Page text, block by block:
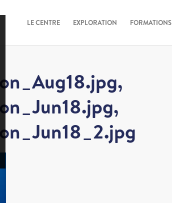
LE CENTRE EXPLORATION FORMATIONS